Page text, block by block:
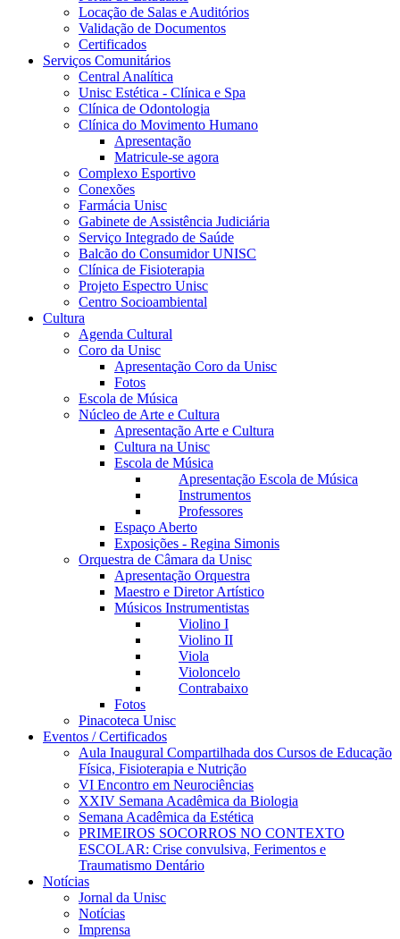
Locação de Salas e Auditórios
Validação de Documentos
Certificados
Serviços Comunitários
Central Analítica
Unisc Estética - Clínica e Spa
Clínica de Odontologia
Clínica do Movimento Humano
Apresentação
Matricule-se agora
Complexo Esportivo
Conexões
Farmácia Unisc
Gabinete de Assistência Judiciária
Serviço Integrado de Saúde
Balcão do Consumidor UNISC
Clínica de Fisioterapia
Projeto Espectro Unisc
Centro Socioambiental
Cultura
Agenda Cultural
Coro da Unisc
Apresentação Coro da Unisc
Fotos
Escola de Música
Núcleo de Arte e Cultura
Apresentação Arte e Cultura
Cultura na Unisc
Escola de Música
Apresentação Escola de Música
Instrumentos
Professores
Espaço Aberto
Exposições - Regina Simonis
Orquestra de Câmara da Unisc
Apresentação Orquestra
Maestro e Diretor Artístico
Músicos Instrumentistas
Violino I
Violino II
Viola
Violoncelo
Contrabaixo
Fotos
Pinacoteca Unisc
Eventos / Certificados
Aula Inaugural Compartilhada dos Cursos de Educação
Física, Fisioterapia e Nutrição
VI Encontro em Neurociências
XXIV Semana Acadêmica da Biologia
Semana Acadêmica da Estética
PRIMEIROS SOCORROS NO CONTEXTO
ESCOLAR: Crise convulsiva, Ferimentos e
Traumatismo Dentário
Notícias
Jornal da Unisc
Notícias
Imprensa